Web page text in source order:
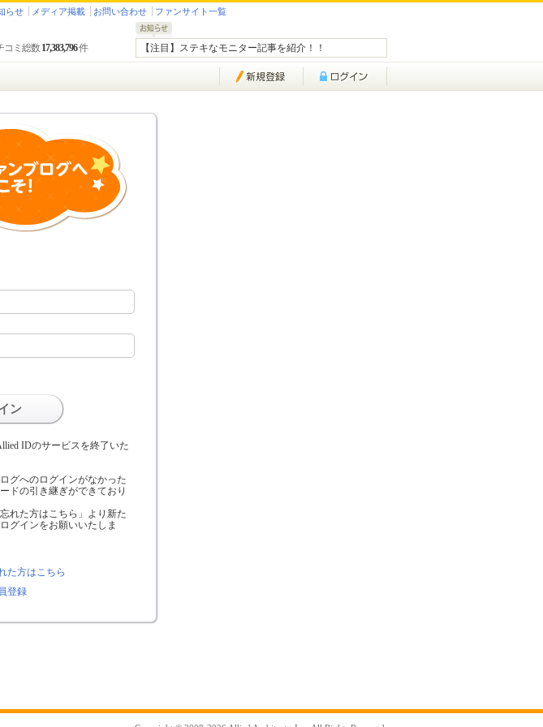
らせ メディア掲載 お問い合わせ ファンサイト一覧
【注目】ステキなモニター記事を紹介！！
コミ総数 17,383,796件
ン
IDのサービスを終了いた
グへのログインがなかった
ドの引き継ぎができており
れた方はこちら」より新た
グインをお願いいたしま
た方はこちら
登録